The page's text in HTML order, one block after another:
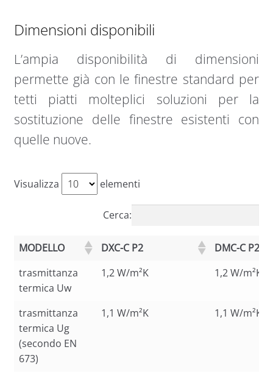
Dimensioni disponibili
L’ampia disponibilità di dimensioni
permette già con le finestre standard per
tetti piatti molteplici soluzioni per la
sostituzione delle finestre esistenti con
quelle nuove.
Visualizza elementi
Cerca:
MODELLO DXC-C P2
DMC-C P2
trasmittanza
termica Uw
1,2 W/m²K 1,2 W/m²K
trasmittanza
termica Ug
(secondo EN
673)
1,1 W/m²K 1,1 W/m²K